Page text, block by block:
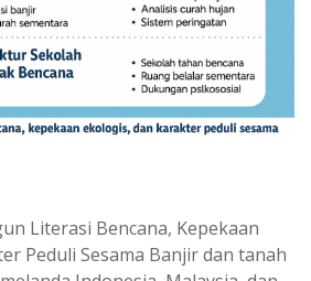
Literasi Bencana, Kepekaan
Peduli Sesama Banjir dan tanah